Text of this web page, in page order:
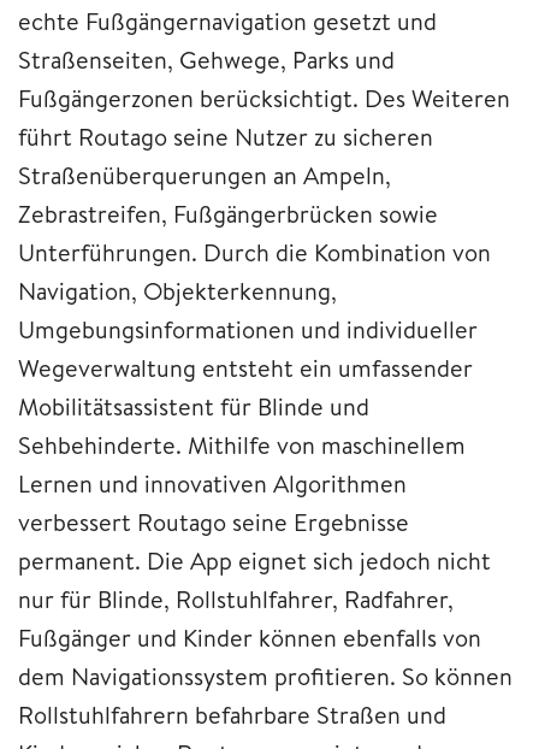
echte Fußgängernavigation gesetzt und
Straßenseiten, Gehwege, Parks und
Fußgängerzonen berücksichtigt. Des Weiteren
führt Routago seine Nutzer zu sicheren
Straßenüberquerungen an Ampeln,
Zebrastreifen, Fußgängerbrücken sowie
Unterführungen. Durch die Kombination von
Navigation, Objekterkennung,
Umgebungsinformationen und individueller
Wegeverwaltung entsteht ein umfassender
Mobilitätsassistent für Blinde und
Sehbehinderte. Mithilfe von maschinellem
Lernen und innovativen Algorithmen
verbessert Routago seine Ergebnisse
permanent. Die App eignet sich jedoch nicht
nur für Blinde, Rollstuhlfahrer, Radfahrer,
Fußgänger und Kinder können ebenfalls von
dem Navigationssystem profitieren. So können
Rollstuhlfahrern befahrbare Straßen und